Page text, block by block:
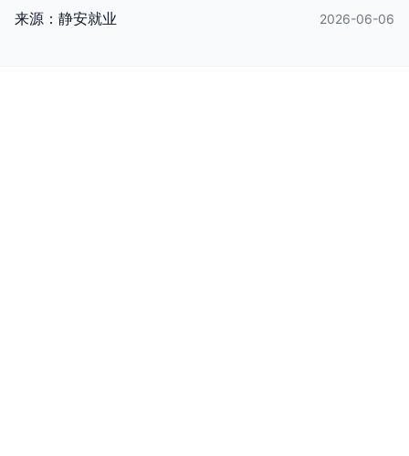
来源： 静安就业 2026-06-06